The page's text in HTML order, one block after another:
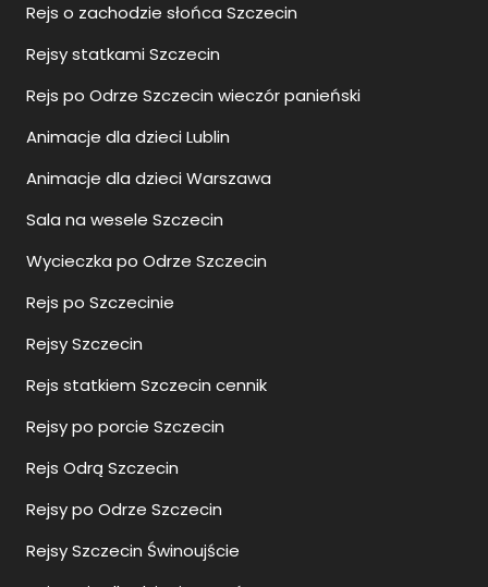
Rejs o zachodzie słońca Szczecin
Rejsy statkami Szczecin
Rejs po Odrze Szczecin wieczór panieński
Animacje dla dzieci Lublin
Animacje dla dzieci Warszawa
Sala na wesele Szczecin
Wycieczka po Odrze Szczecin
Rejs po Szczecinie
Rejsy Szczecin
Rejs statkiem Szczecin cennik
Rejsy po porcie Szczecin
Rejs Odrą Szczecin
Rejsy po Odrze Szczecin
Rejsy Szczecin Świnoujście